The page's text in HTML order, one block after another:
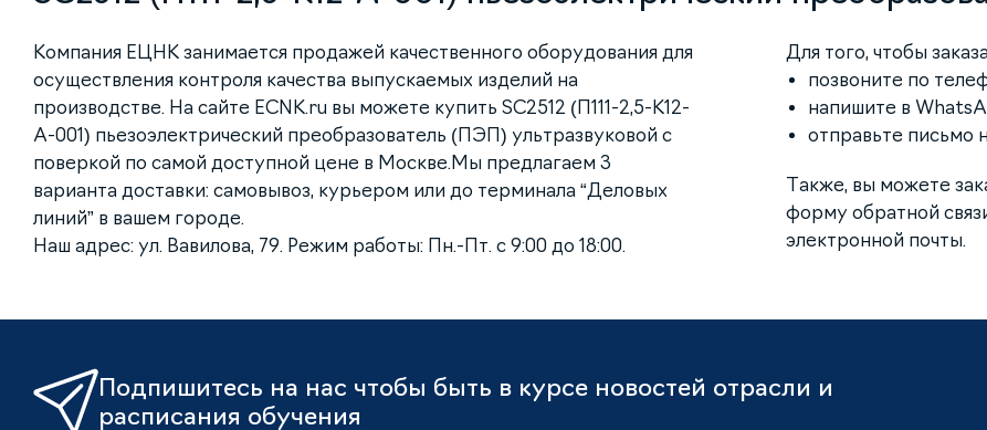
Компания ЕЦНК занимается продажей качественного оборудования для
осуществления контроля качества выпускаемых изделий на
производстве. На сайте ECNK.ru вы можете купить SC2512 (П111-2,5-K12-
А-001) пьезоэлектрический преобразователь (ПЭП) ультразвуковой с
поверкой по самой доступной цене в Москве.Мы предлагаем 3
варианта доставки: самовывоз, курьером или до терминала “Деловых
линий” в вашем городе.
Наш адрес: ул. Вавилова, 79. Режим работы: Пн.-Пт. с 9:00 до 18:00.
Для того, чтобы
позвоните по
напишите в
отправьте письмо
Также, вы можете
форму обратной
электронной почты.
Подпишитесь на нас чтобы быть в курсе новостей отрасли и
расписания обучения